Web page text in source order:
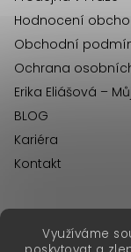
Využíváme
Hodnocení
Obchodní
Ochrana
Erika Eliášová –
BLOG
Kariéra
Kontakt